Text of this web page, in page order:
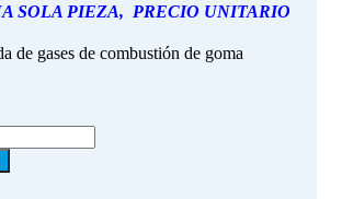
SOLA PIEZA, PRECIO UNITARIO
de gases de combustión de goma